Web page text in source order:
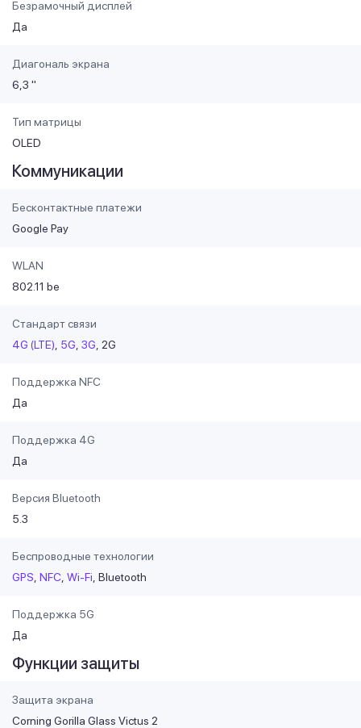
Безрамочный дисплей
Да
Диагональ экрана
6,3 "
Тип матрицы
OLED
Коммуникации
Бесконтактные платежи
Google Pay
WLAN
802.11 be
Стандарт связи
4G (LTE) 5G 3G 2G
Поддержка NFC
Да
Поддержка 4G
Да
Версия Bluetooth
5.3
Беспроводные технологии
GPS NFC Wi-Fi Bluetooth
Поддержка 5G
Да
Функции защиты
Защита экрана
Corning Gorilla Glass Victus 2